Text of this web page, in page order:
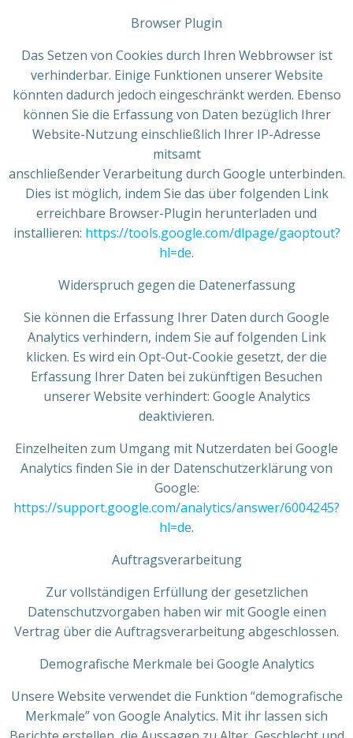
Browser Plugin
Das Setzen von Cookies durch Ihren Webbrowser ist
verhinderbar. Einige Funktionen unserer Website
könnten dadurch jedoch eingeschränkt werden. Ebenso
können Sie die Erfassung von Daten bezüglich Ihrer
Website-Nutzung einschließlich Ihrer IP-Adresse
mitsamt
anschließender Verarbeitung durch Google unterbinden.
Dies ist möglich, indem Sie das über folgenden Link
erreichbare Browser-Plugin herunterladen und
installieren: https://tools.google.com/dlpage/gaoptout?
hl=de.
Widerspruch gegen die Datenerfassung
Sie können die Erfassung Ihrer Daten durch Google
Analytics verhindern, indem Sie auf folgenden Link
klicken. Es wird ein Opt-Out-Cookie gesetzt, der die
Erfassung Ihrer Daten bei zukünftigen Besuchen
unserer Website verhindert: Google Analytics
deaktivieren.
Einzelheiten zum Umgang mit Nutzerdaten bei Google
Analytics finden Sie in der Datenschutzerklärung von
Google:
https://support.google.com/analytics/answer/6004245?
hl=de.
Auftragsverarbeitung
Zur vollständigen Erfüllung der gesetzlichen
Datenschutzvorgaben haben wir mit Google einen
Vertrag über die Auftragsverarbeitung abgeschlossen.
Demografische Merkmale bei Google Analytics
Unsere Website verwendet die Funktion “demografische
Merkmale” von Google Analytics. Mit ihr lassen sich